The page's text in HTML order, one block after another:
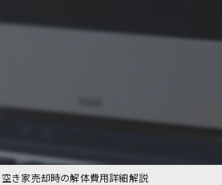
空き家売却時の解体費用詳細解説